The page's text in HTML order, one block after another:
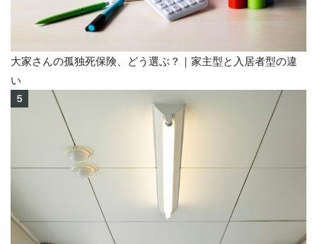
大家さんの孤独死保険、どう選ぶ？｜家主型と入居者型の違
い